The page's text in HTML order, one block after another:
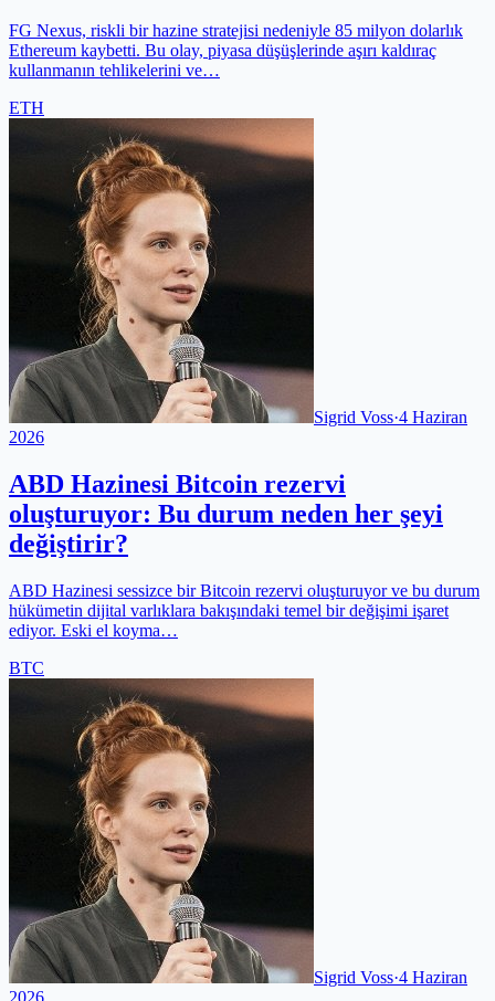
FG Nexus, riskli bir hazine stratejisi nedeniyle 85 milyon dolarlık
Ethereum kaybetti. Bu olay, piyasa düşüşlerinde aşırı kaldıraç
kullanmanın tehlikelerini ve…
ETH
Sigrid Voss·4 Haziran
2026
ABD Hazinesi Bitcoin rezervi
oluşturuyor: Bu durum neden her şeyi
değiştirir?
ABD Hazinesi sessizce bir Bitcoin rezervi oluşturuyor ve bu durum
hükümetin dijital varlıklara bakışındaki temel bir değişimi işaret
ediyor. Eski el koyma…
BTC
Sigrid Voss·4 Haziran